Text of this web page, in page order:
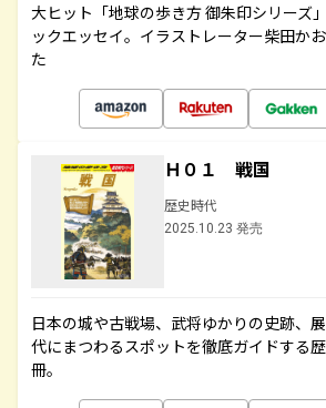
大ヒット「地球の歩き方 御朱印シリーズ
ックエッセイ。イラストレーター柴田か
た
Ｈ０１ 戦国
歴史時代
2025.10.23 発売
日本の城や古戦場、武将ゆかりの史跡、
代にまつわるスポットを徹底ガイドする
冊。